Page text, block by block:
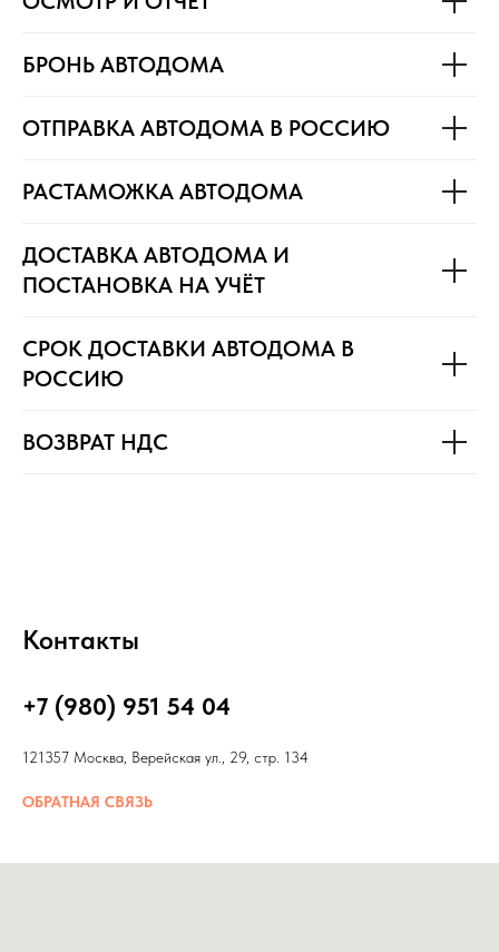
БРОНЬ АВТОДОМА
ОТПРАВКА АВТОДОМА В РОССИЮ
РАСТАМОЖКА АВТОДОМА
ДОСТАВКА АВТОДОМА И
ПОСТАНОВКА НА УЧЁТ
СРОК ДОСТАВКИ АВТОДОМА В
РОССИЮ
ВОЗВРАТ НДС
Контакты
+7 (980) 951 54 04
121357 Москва, Верейская ул., 29, стр. 134
ОБРАТНАЯ СВЯЗЬ